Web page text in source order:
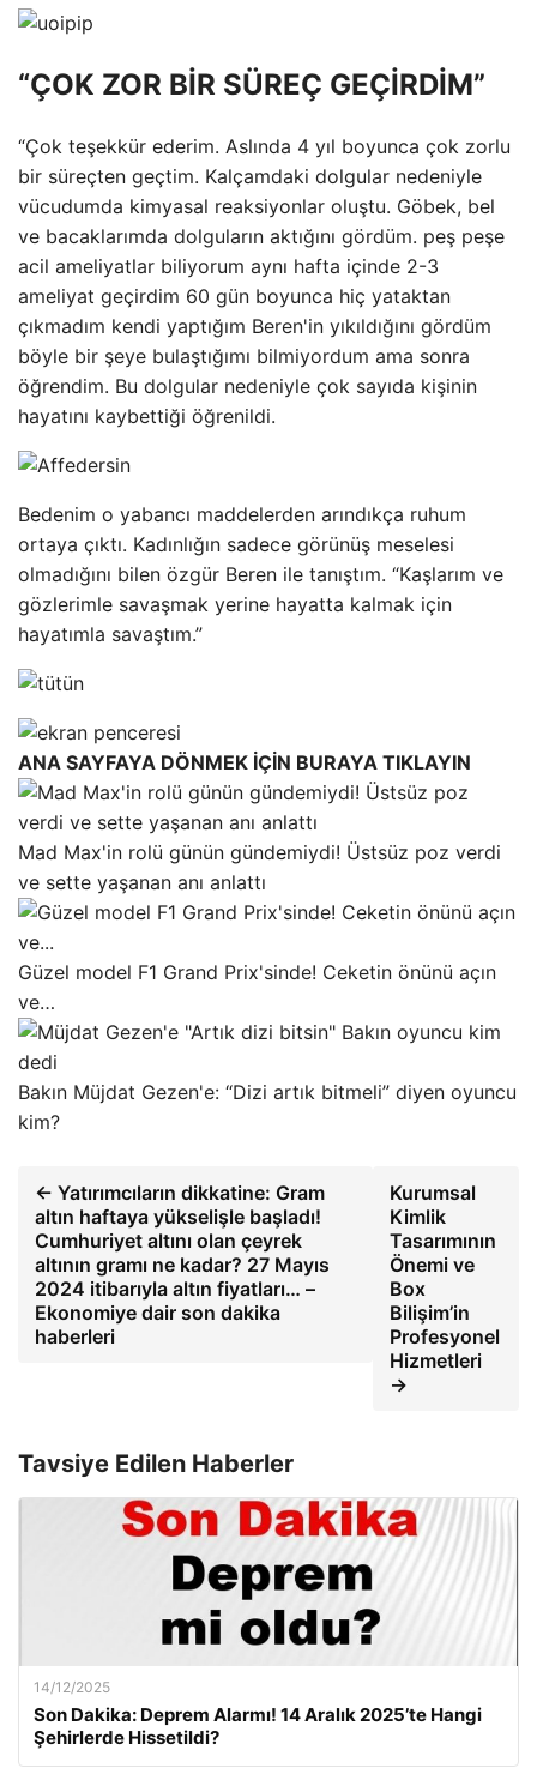
“ÇOK ZOR BİR SÜREÇ GEÇİRDİM”
“Çok teşekkür ederim. Aslında 4 yıl boyunca çok zorlu
bir süreçten geçtim. Kalçamdaki dolgular nedeniyle
vücudumda kimyasal reaksiyonlar oluştu. Göbek, bel
ve bacaklarımda dolguların aktığını gördüm. peş peşe
acil ameliyatlar biliyorum aynı hafta içinde 2-3
ameliyat geçirdim 60 gün boyunca hiç yataktan
çıkmadım kendi yaptığım Beren'in yıkıldığını gördüm
böyle bir şeye bulaştığımı bilmiyordum ama sonra
öğrendim. Bu dolgular nedeniyle çok sayıda kişinin
hayatını kaybettiği öğrenildi.
Bedenim o yabancı maddelerden arındıkça ruhum
ortaya çıktı. Kadınlığın sadece görünüş meselesi
olmadığını bilen özgür Beren ile tanıştım. “Kaşlarım ve
gözlerimle savaşmak yerine hayatta kalmak için
hayatımla savaştım.”
ANA SAYFAYA DÖNMEK İÇİN BURAYA TIKLAYIN
Mad Max'in rolü günün gündemiydi! Üstsüz poz verdi
ve sette yaşanan anı anlattı
Güzel model F1 Grand Prix'sinde! Ceketin önünü açın
ve…
Bakın Müjdat Gezen'e: “Dizi artık bitmeli” diyen oyuncu
kim?
← Yatırımcıların dikkatine: Gram
altın haftaya yükselişle başladı!
Cumhuriyet altını olan çeyrek
altının gramı ne kadar? 27 Mayıs
2024 itibarıyla altın fiyatları… –
Ekonomiye dair son dakika
haberleri
Kurumsal
Kimlik
Tasarımının
Önemi ve
Box
Bilişim’in
Profesyonel
Hizmetleri
→
Tavsiye Edilen Haberler
14/12/2025
Son Dakika: Deprem Alarmı! 14 Aralık 2025’te Hangi
Şehirlerde Hissetildi?